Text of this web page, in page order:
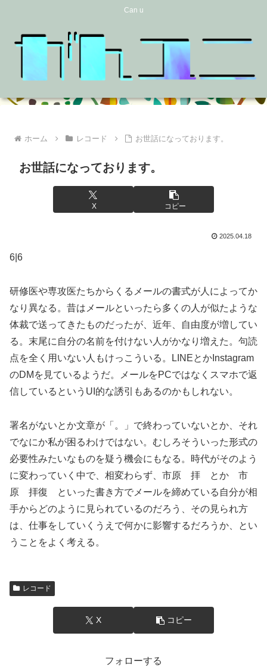
Can u
ホーム レコード お世話になっております。
お世話になっております。
X コピー
2025.04.18
6|6
研修医や専攻医たちからくるメールの書式が人によってか
なり異なる。昔はメールといったら多くの人が似たような
体裁で送ってきたものだったが、近年、自由度が増してい
る。末尾に自分の名前を付けない人がかなり増えた。句読
点を全く用いない人もけっこういる。LINEとかInstagram
のDMを見ているようだ。メールをPCではなくスマホで返
信しているというUI的な誘引もあるのかもしれない。
署名がないとか文章が「。」で終わっていないとか、それ
でなにか私が困るわけではない。むしろそういった形式の
必要性みたいなものを疑う機会にもなる。時代がそのよう
に変わっていく中で、相変わらず、市原 拝 とか 市
原 拝復 といった書き方でメールを締めている自分が相
手からどのように見られているのだろう、その見られ方
は、仕事をしていくうえで何かに影響するだろうか、とい
うことをよく考える。
レコード
X コピー
フォローする